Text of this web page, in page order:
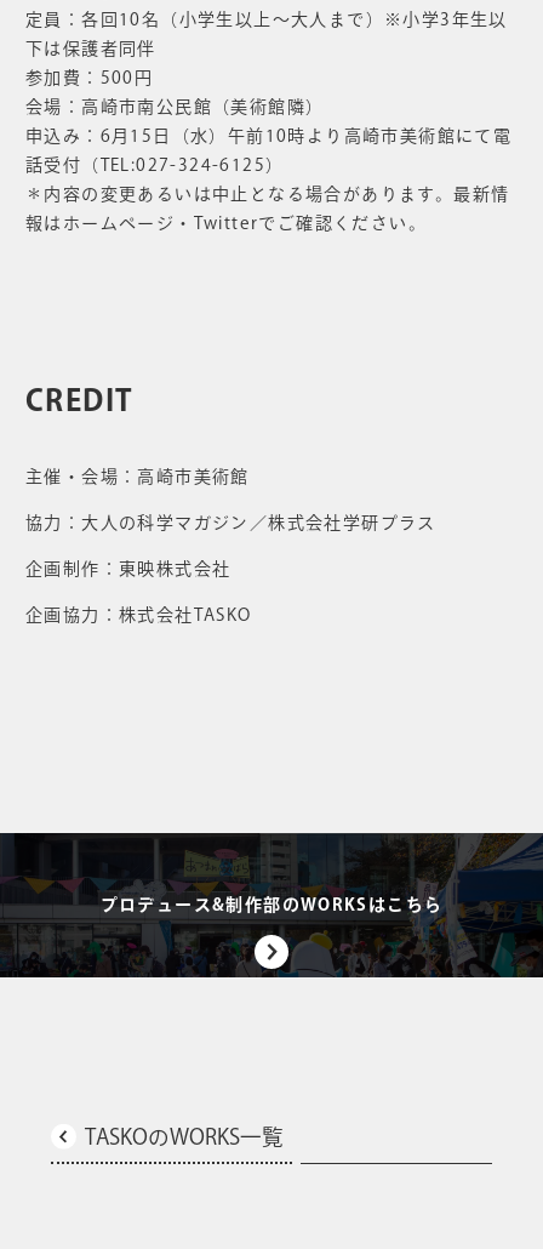
定員：各回10名（小学生以上〜大人まで）※小学3年生以
下は保護者同伴
参加費：500円
会場：高崎市南公民館（美術館隣）
申込み：6月15日（水）午前10時より高崎市美術館にて電
話受付（TEL:027-324-6125）
＊内容の変更あるいは中止となる場合があります。最新情
報はホームページ・Twitterでご確認ください。
CREDIT
主催・会場：高崎市美術館
協力：大人の科学マガジン／株式会社学研プラス
企画制作：東映株式会社
企画協力：株式会社TASKO
プロデュース&制作部のWORKSはこちら
TASKOのWORKS一覧